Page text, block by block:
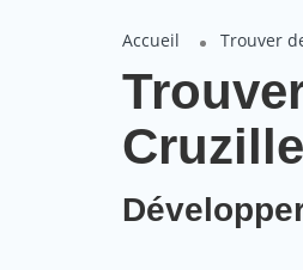
Accueil Trouver